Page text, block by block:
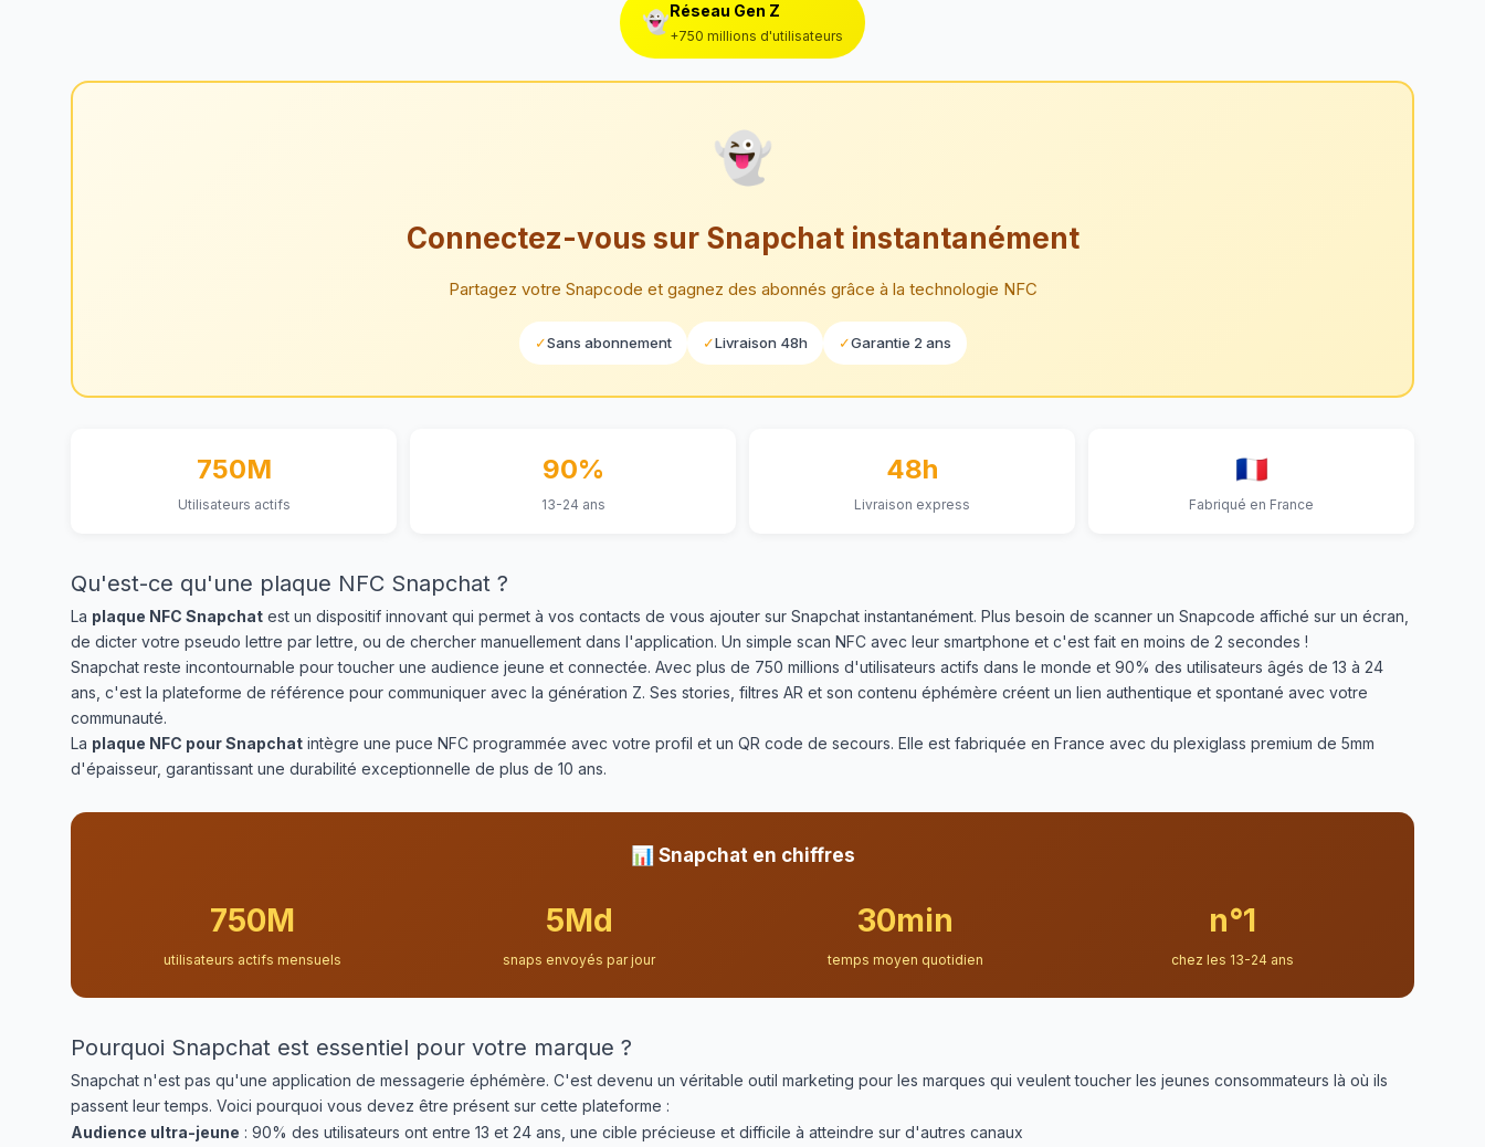
👻Réseau Gen Z
+750 millions d'utilisateurs
👻
Connectez-vous sur Snapchat instantanément
Partagez votre Snapcode et gagnez des abonnés grâce à la technologie NFC
✓Sans abonnement ✓Livraison 48h ✓Garantie 2 ans
750M
Utilisateurs actifs
90%
13-24 ans
48h
Livraison express
🇫🇷
Fabriqué en France
Qu'est-ce qu'une plaque NFC Snapchat ?
La plaque NFC Snapchat est un dispositif innovant qui permet à vos contacts de vous ajouter sur Snapchat instantanément. Plus besoin de scanner un Snapcode affiché sur un écran,
de dicter votre pseudo lettre par lettre, ou de chercher manuellement dans l'application. Un simple scan NFC avec leur smartphone et c'est fait en moins de 2 secondes !
Snapchat reste incontournable pour toucher une audience jeune et connectée. Avec plus de 750 millions d'utilisateurs actifs dans le monde et 90% des utilisateurs âgés de 13 à 24
ans, c'est la plateforme de référence pour communiquer avec la génération Z. Ses stories, filtres AR et son contenu éphémère créent un lien authentique et spontané avec votre
communauté.
La plaque NFC pour Snapchat intègre une puce NFC programmée avec votre profil et un QR code de secours. Elle est fabriquée en France avec du plexiglass premium de 5mm
d'épaisseur, garantissant une durabilité exceptionnelle de plus de 10 ans.
📊 Snapchat en chiffres
750M
utilisateurs actifs mensuels
5Md
snaps envoyés par jour
30min
temps moyen quotidien
n°1
chez les 13-24 ans
Pourquoi Snapchat est essentiel pour votre marque ?
Snapchat n'est pas qu'une application de messagerie éphémère. C'est devenu un véritable outil marketing pour les marques qui veulent toucher les jeunes consommateurs là où ils
passent leur temps. Voici pourquoi vous devez être présent sur cette plateforme :
Audience ultra-jeune : 90% des utilisateurs ont entre 13 et 24 ans, une cible précieuse et difficile à atteindre sur d'autres canaux